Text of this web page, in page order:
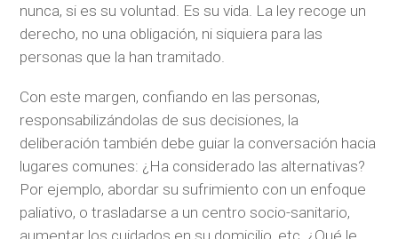
nunca, si es su voluntad. Es su vida. La ley recoge un
derecho, no una obligación, ni siquiera para las
personas que la han tramitado.
Con este margen, confiando en las personas,
responsabilizándolas de sus decisiones, la
deliberación también debe guiar la conversación hacia
lugares comunes: ¿Ha considerado las alternativas?
Por ejemplo, abordar su sufrimiento con un enfoque
paliativo, o trasladarse a un centro socio-sanitario,